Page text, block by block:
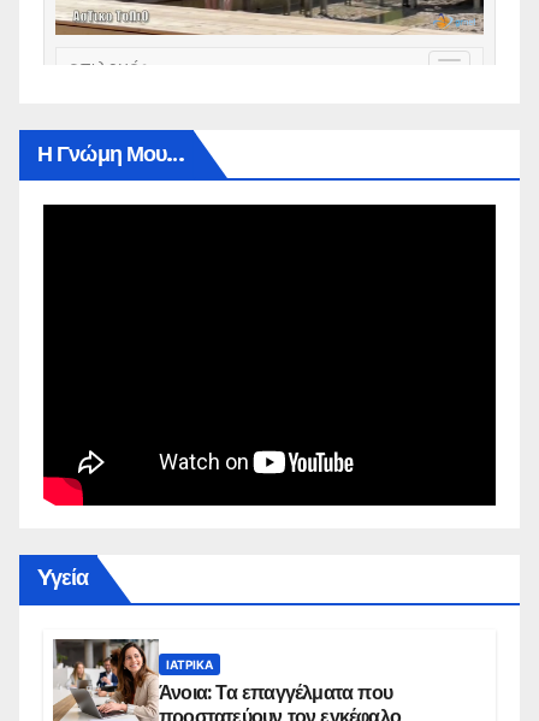
Η Γνώμη Μου…
Yγεία
ΙΑΤΡΙΚΆ
Άνοια: Τα επαγγέλματα που